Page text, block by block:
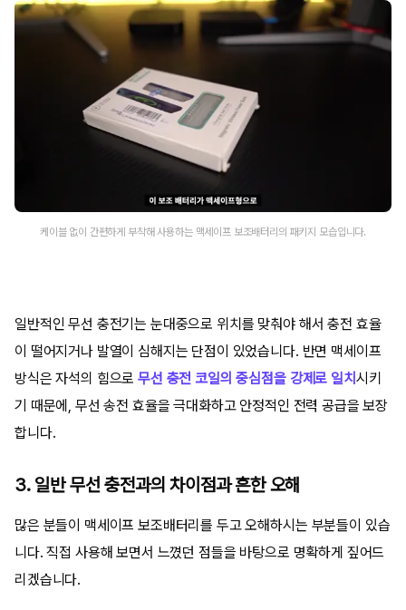
케이블 없이 간편하게 부착해 사용하는 맥세이프 보조배터리의 패키지 모습입니다.
일반적인 무선 충전기는 눈대중으로 위치를 맞춰야 해서 충전 효율
이 떨어지거나 발열이 심해지는 단점이 있었습니다. 반면 맥세이프
방식은 자석의 힘으로무선 충전 코일의 중심점을 강제로 일치시키
기 때문에, 무선 송전 효율을 극대화하고 안정적인 전력 공급을 보장
합니다.
3. 일반 무선 충전과의 차이점과 흔한 오해
많은 분들이 맥세이프 보조배터리를 두고 오해하시는 부분들이 있습
니다. 직접 사용해 보면서 느꼈던 점들을 바탕으로 명확하게 짚어드
리겠습니다.